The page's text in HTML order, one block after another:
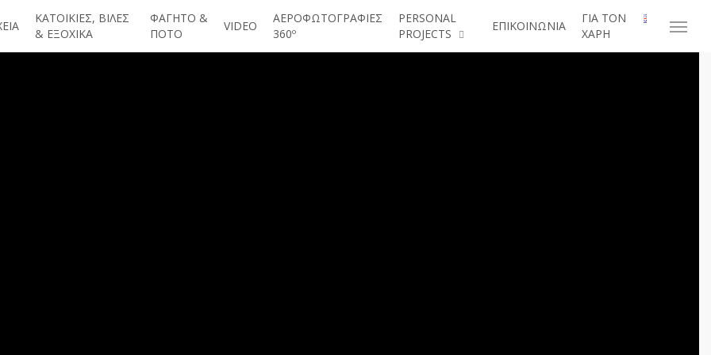
ΚΑΤΟΙΚΙΕΣ, ΒΙΛΕΣ
& ΕΞΟΧΙΚΑ
ΦΑΓΗΤΟ &
ΠΟΤΟ
VIDEO
ΑΕΡΟΦΩΤΟΓΡΑΦΙΕΣ
360º
PERSONAL
PROJECTS
ΕΠΙΚΟΙΝΩΝΙΑ
ΓΙΑ ΤΟΝ
ΧΑΡΗ
Menu